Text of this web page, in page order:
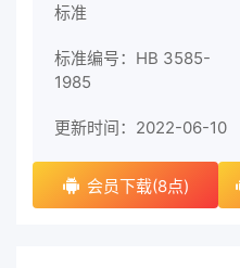
标准
标准编号：HB 3585-
1985
更新时间：2022-06-10
会员下载(8点)